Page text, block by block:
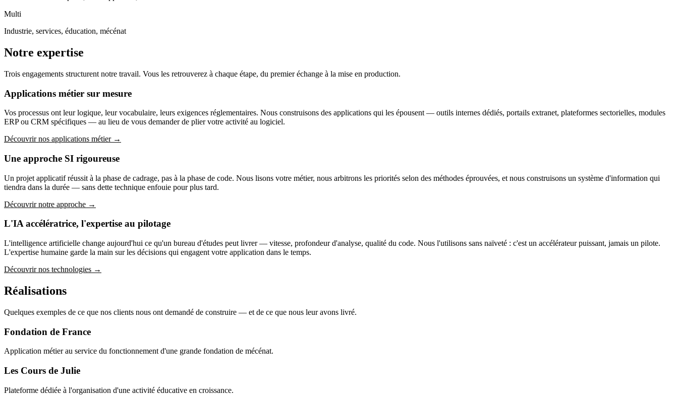
Multi
Industrie, services, éducation, mécénat
Notre expertise
Trois engagements structurent notre travail. Vous les retrouverez à chaque étape, du premier échange à la mise en production.
Applications métier sur mesure
Vos processus ont leur logique, leur vocabulaire, leurs exigences réglementaires. Nous construisons des applications qui les épousent — outils internes dédiés, portails extranet, plateformes sectorielles, modules
ERP ou CRM spécifiques — au lieu de vous demander de plier votre activité au logiciel.
Découvrir nos applications métier →
Une approche SI rigoureuse
Un projet applicatif réussit à la phase de cadrage, pas à la phase de code. Nous lisons votre métier, nous arbitrons les priorités selon des méthodes éprouvées, et nous construisons un système d'information qui
tiendra dans la durée — sans dette technique enfouie pour plus tard.
Découvrir notre approche →
L'IA accélératrice, l'expertise au pilotage
L'intelligence artificielle change aujourd'hui ce qu'un bureau d'études peut livrer — vitesse, profondeur d'analyse, qualité du code. Nous l'utilisons sans naïveté : c'est un accélérateur puissant, jamais un pilote.
L'expertise humaine garde la main sur les décisions qui engagent votre application dans le temps.
Découvrir nos technologies →
Réalisations
Quelques exemples de ce que nos clients nous ont demandé de construire — et de ce que nous leur avons livré.
Fondation de France
Application métier au service du fonctionnement d'une grande fondation de mécénat.
Les Cours de Julie
Plateforme dédiée à l'organisation d'une activité éducative en croissance.